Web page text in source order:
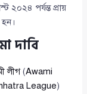
২০২৪ পর্যন্ত প্রায়
দাবি
লীগ(Awami
League)